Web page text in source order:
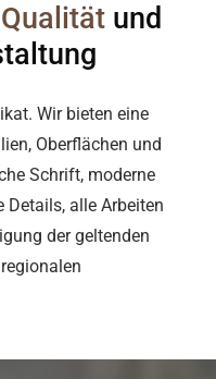
und
Wir bieten eine
Oberflächen und
Schrift, moderne
Details, alle Arbeiten
der geltenden